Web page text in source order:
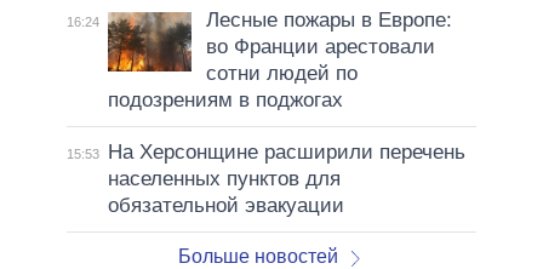
16:24
Лесные пожары в Европе:
во Франции арестовали
сотни людей по
подозрениям в поджогах
15:53
На Херсонщине расширили перечень
населенных пунктов для
обязательной эвакуации
Больше новостей